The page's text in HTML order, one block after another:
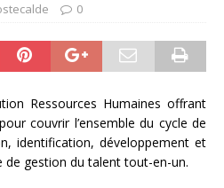
0
Ressources Humaines offrant
couvrir l’ensemble du cycle de
identification, développement et
gestion du talent tout-en-un.